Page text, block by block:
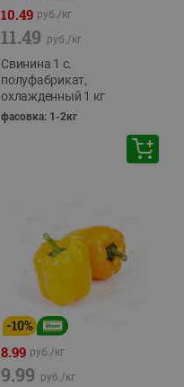
10.49 руб./кг
11.49 руб./кг
Свинина 1 с.
полуфабрикат,
охлажденный 1 кг
фасовка: 1-2кг
-10%
8.99 руб./кг
9.99 руб./кг